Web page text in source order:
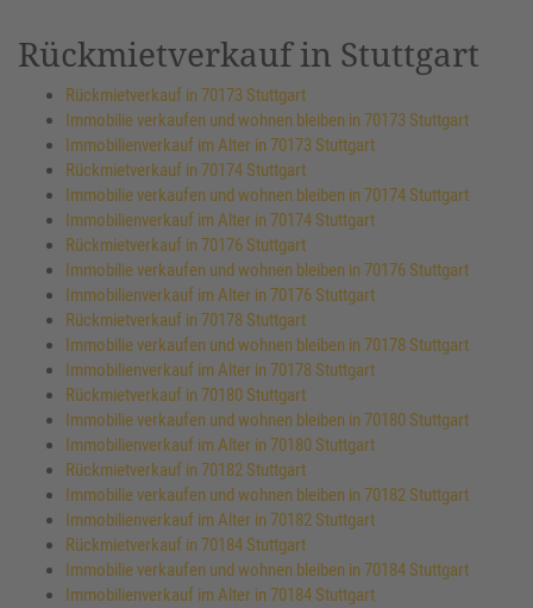
Rückmietverkauf in Stuttgart
Rückmietverkauf in 70173 Stuttgart
Immobilie verkaufen und wohnen bleiben in 70173 Stuttgart
Immobilienverkauf im Alter in 70173 Stuttgart
Rückmietverkauf in 70174 Stuttgart
Immobilie verkaufen und wohnen bleiben in 70174 Stuttgart
Immobilienverkauf im Alter in 70174 Stuttgart
Rückmietverkauf in 70176 Stuttgart
Immobilie verkaufen und wohnen bleiben in 70176 Stuttgart
Immobilienverkauf im Alter in 70176 Stuttgart
Rückmietverkauf in 70178 Stuttgart
Immobilie verkaufen und wohnen bleiben in 70178 Stuttgart
Immobilienverkauf im Alter in 70178 Stuttgart
Rückmietverkauf in 70180 Stuttgart
Immobilie verkaufen und wohnen bleiben in 70180 Stuttgart
Immobilienverkauf im Alter in 70180 Stuttgart
Rückmietverkauf in 70182 Stuttgart
Immobilie verkaufen und wohnen bleiben in 70182 Stuttgart
Immobilienverkauf im Alter in 70182 Stuttgart
Rückmietverkauf in 70184 Stuttgart
Immobilie verkaufen und wohnen bleiben in 70184 Stuttgart
Immobilienverkauf im Alter in 70184 Stuttgart